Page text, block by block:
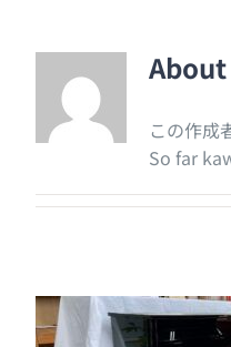
About
この作成
So far